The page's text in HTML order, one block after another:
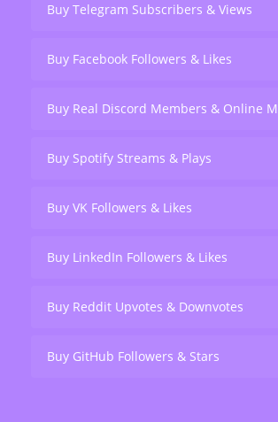
Buy Telegram Subscribers & Views
Buy Facebook Followers & Likes
Buy Real Discord Members & Online
Buy Spotify Streams & Plays
Buy VK Followers & Likes
Buy LinkedIn Followers & Likes
Buy Reddit Upvotes & Downvotes
Buy GitHub Followers & Stars